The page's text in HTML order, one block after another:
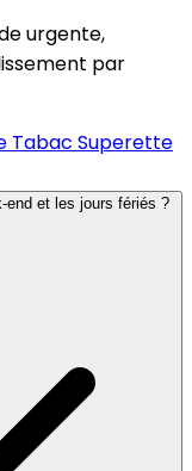
urgente,
par
Tabac Superette
end et les jours fériés ?